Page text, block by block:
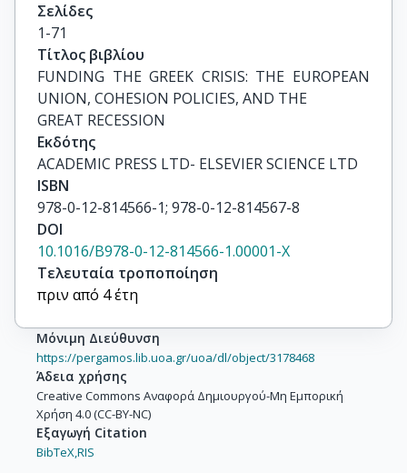
Σελίδες
1-71
Τίτλος βιβλίου
FUNDING THE GREEK CRISIS: THE EUROPEAN
UNION, COHESION POLICIES, AND THE
GREAT RECESSION
Εκδότης
ACADEMIC PRESS LTD- ELSEVIER SCIENCE LTD
ISBN
978-0-12-814566-1; 978-0-12-814567-8
DOI
10.1016/B978-0-12-814566-1.00001-X
Τελευταία τροποποίηση
πριν από 4 έτη
Μόνιμη Διεύθυνση
https://pergamos.lib.uoa.gr/uoa/dl/object/3178468
Άδεια χρήσης
Creative Commons Αναφορά Δημιουργού-Μη Εμπορική
Χρήση 4.0 (CC-BY-NC)
Εξαγωγή Citation
BibTeX,RIS